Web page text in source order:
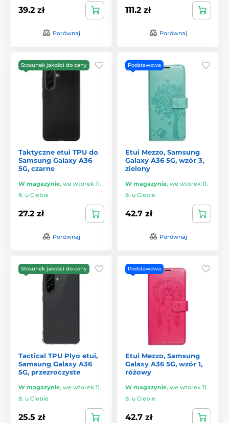
39.2 zł
Porównaj
111.2 zł
Porównaj
Stosunek jakości do ceny
Taktyczne etui TPU do
Samsung Galaxy A36
5G, czarne
W magazynie, we wtorek 11.
8. u Ciebie
27.2 zł
Porównaj
Podstawowa
Etui Mezzo, Samsung
Galaxy A36 5G, wzór 3,
zielony
W magazynie, we wtorek 11.
8. u Ciebie
42.7 zł
Porównaj
Stosunek jakości do ceny
Tactical TPU Plyo etui,
Samsung Galaxy A36
5G, przezroczyste
W magazynie, we wtorek 11.
8. u Ciebie
25.5 zł
Podstawowa
Etui Mezzo, Samsung
Galaxy A36 5G, wzór 1,
różowy
W magazynie, we wtorek 11.
8. u Ciebie
42.7 zł